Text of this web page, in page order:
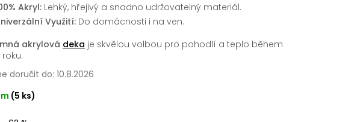
(5 ks)
doručit do: 10.8.2026
Akryl: Lehký, hřejivý a snadno udržovatelný materiál.
Využití: Do domácnosti i na ven.
akrylová deka je skvělou volbou pro pohodlí a teplo během